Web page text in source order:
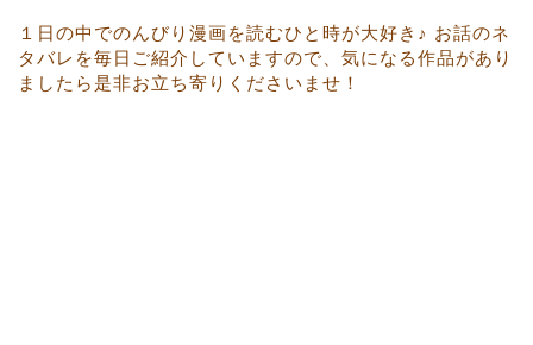
１日の中でのんびり漫画を読むひと時が大好き♪ お話のネ
タバレを毎日ご紹介していますので、気になる作品があり
ましたら是非お立ち寄りくださいませ！